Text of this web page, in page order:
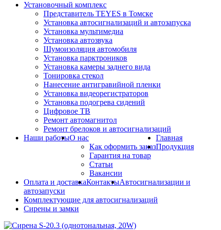
Установочный комплекс
Представитель TEYES в Томске
Установка автосигнализаций и автозапуска
Установка мультимедиа
Установка автозвука
Шумоизоляция автомобиля
Установка парктроников
Установка камеры заднего вида
Тонировка стекол
Нанесение антигравийной пленки
Установка видеорегистраторов
Установка подогрева сидений
Цифровое ТВ
Ремонт автомагнитол
Ремонт брелоков и автосигнализаций
Наши работыО нас
Как оформить заказ
Гарантия на товар
Статьи
Вакансии
Оплата и доставкаКонтакты
Главная
Продукция
Автосигнализации и
автозапуски
Комплектующие для автосигнализаций
Сирены и замки